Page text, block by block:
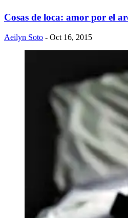
Cosas de loca: amor por el
Aeilyn Soto - Oct 16, 2015